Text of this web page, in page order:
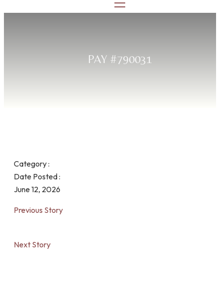
PAY #790031
Category :
Date Posted :
June 12, 2026
Previous Story
Next Story